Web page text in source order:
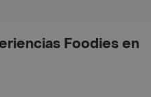
Foodies en